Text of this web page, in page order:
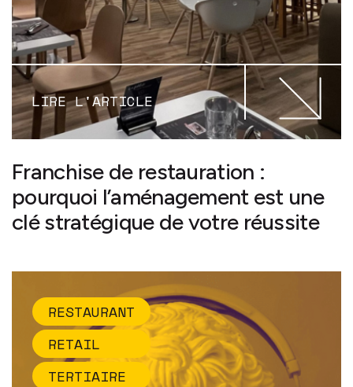
LIRE L'ARTICLE
Franchise de restauration :
pourquoi l’aménagement est une
clé stratégique de votre réussite
RESTAURANT
RETAIL
TERTIAIRE